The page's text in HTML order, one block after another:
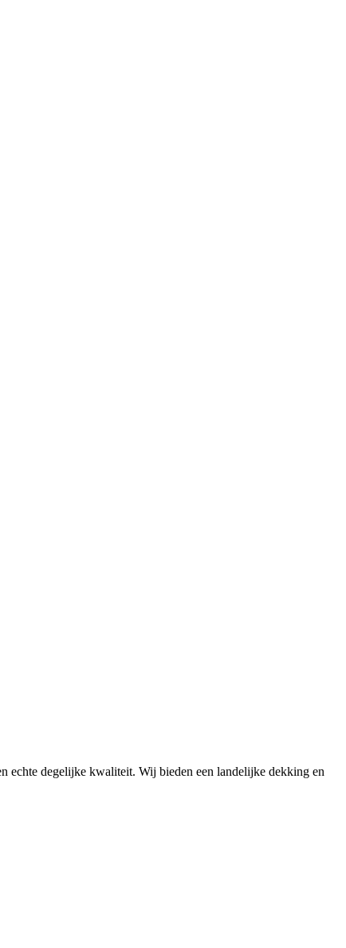
echte degelijke kwaliteit. Wij bieden een landelijke dekking en